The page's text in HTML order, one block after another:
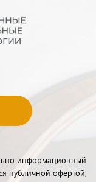
информационный
публичной офертой,